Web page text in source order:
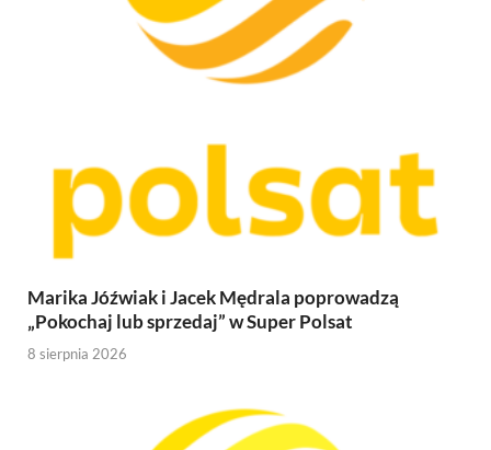
Marika Jóźwiak i Jacek Mędrala poprowadzą
„Pokochaj lub sprzedaj” w Super Polsat
8 sierpnia 2026